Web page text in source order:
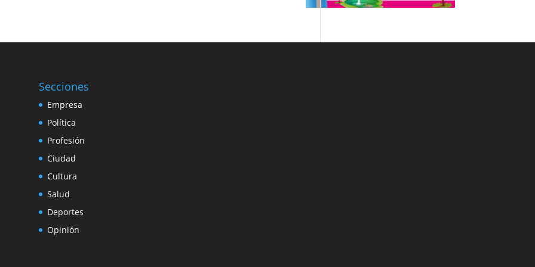
Secciones
Empresa
Política
Profesión
Ciudad
Cultura
Salud
Deportes
Opinión